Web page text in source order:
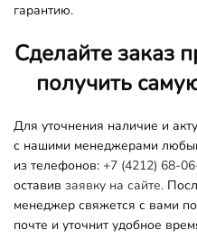
гарантию.
Сделайте заказ
получить
Для уточнения наличие и
с нашими менеджерами
из телефонов: +7 (4212) 68-
оставив заявку на сайте.
менеджер свяжется с вами
почте и уточнит удобное